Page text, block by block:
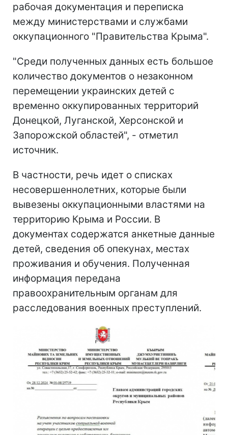
рабочая документация и переписка
между министерствами и службами
оккупационного "Правительства Крыма".
"Среди полученных данных есть большое
количество документов о незаконном
перемещении украинских детей с
временно оккупированных территорий
Донецкой, Луганской, Херсонской и
Запорожской областей", - отметил
источник.
В частности, речь идет о списках
несовершеннолетних, которые были
вывезены оккупационными властями на
территорию Крыма и России. В
документах содержатся анкетные данные
детей, сведения об опекунах, местах
проживания и обучения. Полученная
информация передана
правоохранительным органам для
расследования военных преступлений.